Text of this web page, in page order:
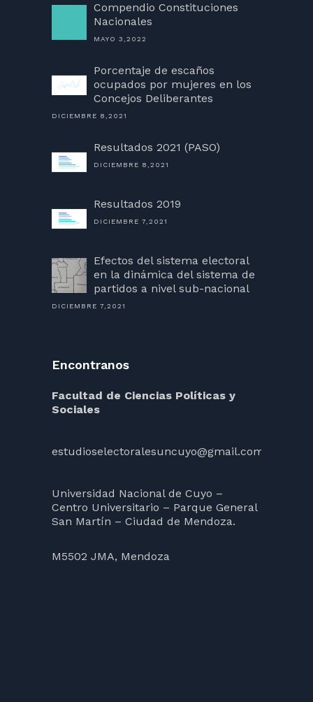
Compendio Constituciones
Nacionales
MAYO 3,2022
Porcentaje de escaños
ocupados por mujeres en los
Concejos Deliberantes
DICIEMBRE 8,2021
Resultados 2021 (PASO)
DICIEMBRE 8,2021
Resultados 2019
DICIEMBRE 7,2021
Efectos del sistema electoral
en la dinámica del sistema de
partidos a nivel sub-nacional
DICIEMBRE 7,2021
Encontranos
Facultad de Ciencias Políticas y
Sociales
estudioselectoralesuncuyo@gmail.com
Universidad Nacional de Cuyo –
Centro Universitario – Parque General
San Martín – Ciudad de Mendoza.
M5502 JMA, Mendoza